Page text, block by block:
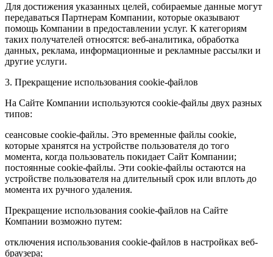
Для достижения указанных целей, собираемые данные могут
передаваться Партнерам Компании, которые оказывают
помощь Компании в предоставлении услуг. К категориям
таких получателей относятся: веб-аналитика, обработка
данных, реклама, информационные и рекламные рассылки и
другие услуги.
3. Прекращение использования cookie-файлов
На Сайте Компании используются cookie-файлы двух разных
типов:
сеансовые cookie-файлы. Это временные файлы cookie,
которые хранятся на устройстве пользователя до того
момента, когда пользователь покидает Сайт Компании;
постоянные cookie-файлы. Эти cookie-файлы остаются на
устройстве пользователя на длительный срок или вплоть до
момента их ручного удаления.
Прекращение использования cookie-файлов на Сайте
Компании возможно путем:
отключения использования cookie-файлов в настройках веб-
браузера;